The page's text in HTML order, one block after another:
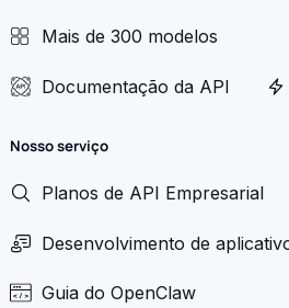
Mais de 300 modelos
Documentação da API
Nosso serviço
Planos de API Empresarial
Desenvolvimento de
Guia do OpenClaw